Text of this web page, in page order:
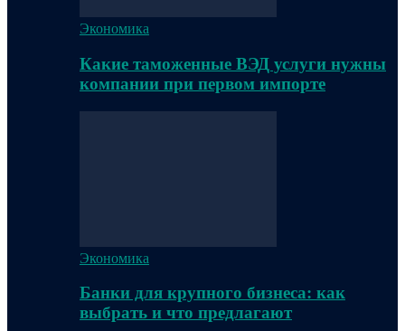
Экономика
Какие таможенные ВЭД услуги нужны
компании при первом импорте
Экономика
Банки для крупного бизнеса: как
выбрать и что предлагают